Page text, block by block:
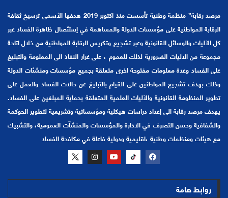
مرصد رقابة” منظمة وطنية تأسست منذ اكتوبر 2019 هدفها الأسمى ترسيخ ثقافة
الرقابة المواطنية على مؤسسات الدولة والمساهمة في إستئصال ظاهرة الفساد عبر
كل الآليات والوسائل القانونية وعبر تشجيع وتكريس الرقابة المواطنية من خلال اتاحة
مجموعة من الاليات الضرورية لذلك للعموم ، على غرار النفاذ الى المعلومة والتبليغ
على الفساد وعدة معلومات مفتوحة اخرى متعلقة بجميع مؤسسات ومنشئات الدولة
وذلك بهدف تشجيع المواطنين على القيام بالتبليغ عن حالات الفساد والعمل على
تطوير المنظومة القانونية والآليات العلمية المتعلقة بحماية المبلغين على الفساد.
يهدف مرصد رقابة الى إعداد دراسات هيكلية ومؤسساتية وتشريعية لتطوير الحوكمة
والشفافية وحسن التصرف في الادارة والمؤسسات والمنشآت العمومية، والتشبيك
مع هيئات ومنظمات وطنية ،اقليمية ودولية فاعلة في مكافحة الفساد
روابط هامة